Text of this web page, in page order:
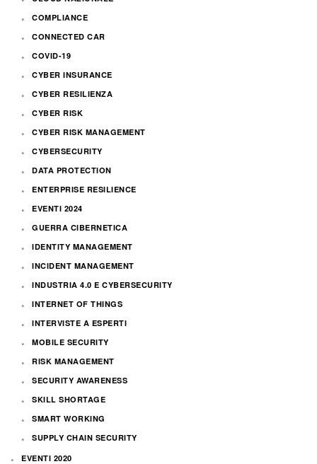
COMPLIANCE
CONNECTED CAR
COVID-19
CYBER INSURANCE
CYBER RESILIENZA
CYBER RISK
CYBER RISK MANAGEMENT
CYBERSECURITY
DATA PROTECTION
ENTERPRISE RESILIENCE
EVENTI 2024
GUERRA CIBERNETICA
IDENTITY MANAGEMENT
INCIDENT MANAGEMENT
INDUSTRIA 4.0 E CYBERSECURITY
INTERNET OF THINGS
INTERVISTE A ESPERTI
MOBILE SECURITY
RISK MANAGEMENT
SECURITY AWARENESS
SKILL SHORTAGE
SMART WORKING
SUPPLY CHAIN SECURITY
EVENTI 2020